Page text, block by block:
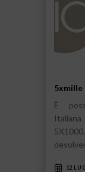
5xmille
È
12